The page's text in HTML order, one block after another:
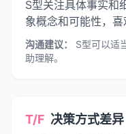
S型关注具体事实和
象概念和可能性，喜
沟通建议：
S型可以适
助理解。
T/F 决策方式差异